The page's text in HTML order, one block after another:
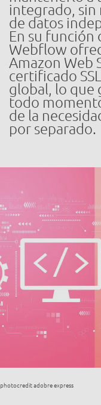
integrado, sin
de datos
En su función
Webflow
Amazon Web
certificado
global, lo que
todo
de la
por separado.
photocredit adobre express